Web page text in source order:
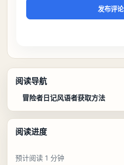
发布评论
阅读导航
冒险者日记风语者获取方法
阅读进度
预计阅读 1 分钟